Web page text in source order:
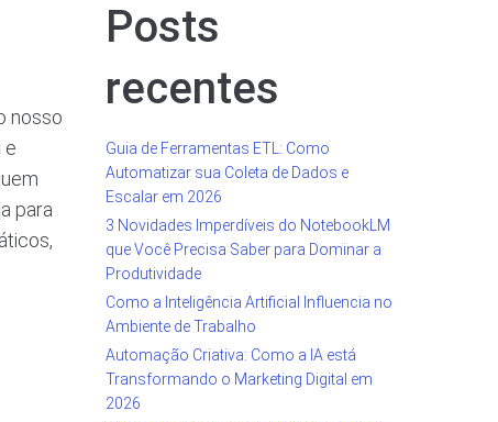
nosso
e
para
Posts
recentes
Guia de Ferramentas ETL: Como
Automatizar sua Coleta de Dados e
Escalar em 2026
3 Novidades Imperdíveis do NotebookLM
que Você Precisa Saber para Dominar a
Produtividade
Como a Inteligência Artificial Influencia no
Ambiente de Trabalho
Automação Criativa: Como a IA está
Transformando o Marketing Digital em
2026